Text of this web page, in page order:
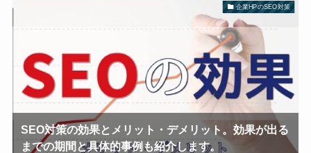
企業HPのSEO対策
SEO対策の効果とメリット・デメリット。効果が出る
までの期間と具体的事例も紹介します。